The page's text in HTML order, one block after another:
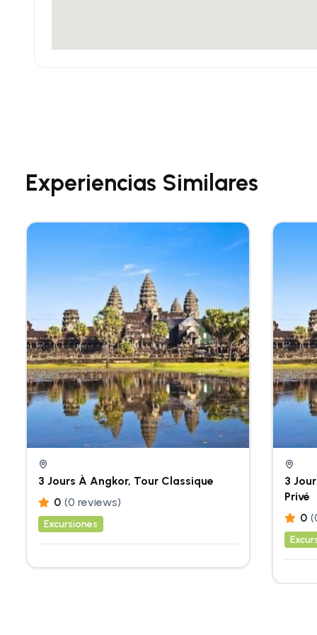
Experiencias Similares
3 Jours À Angkor, Tour Classique
0 (0 reviews)
Excursiones
3
Privé
0